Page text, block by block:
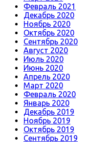
Февраль 2021
Декабрь 2020
Ноябрь 2020
Октябрь 2020
Сентябрь 2020
Август 2020
Июль 2020
Июнь 2020
Апрель 2020
Март 2020
Февраль 2020
Январь 2020
Декабрь 2019
Ноябрь 2019
Октябрь 2019
Сентябрь 2019